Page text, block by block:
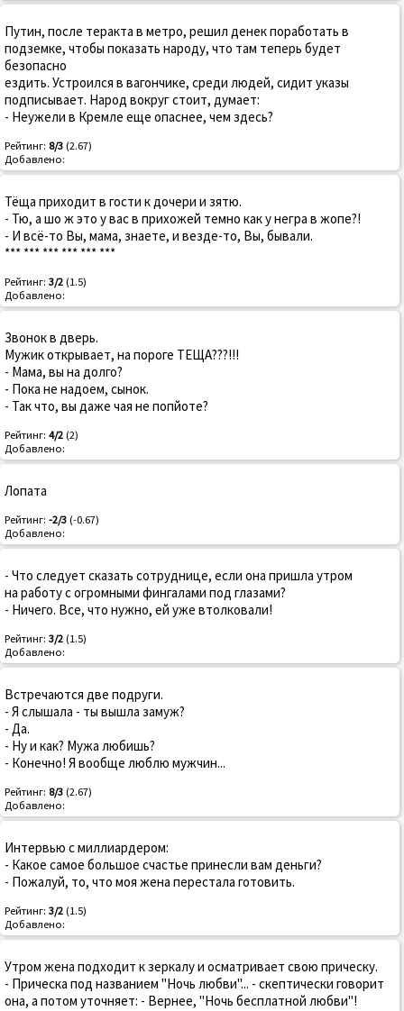
Путин, после теракта в метро, решил денек поработать в
подземке, чтобы показать народу, что там теперь будет
безопасно
ездить. Устроился в вагончике, среди людей, сидит указы
подписывает. Народ вокруг стоит, думает:
- Неужели в Кремле еще опаснее, чем здесь?
Рейтинг: 8/3 (2.67)
Добавлено:
Тёща приходит в гости к дочери и зятю.
- Тю, а шо ж это у вас в прихожей темно как у негра в жопе?!
- И всё-то Вы, мама, знаете, и везде-то, Вы, бывали.
*** *** *** *** *** ***
Рейтинг: 3/2 (1.5)
Добавлено:
Звонок в дверь.
Мужик открывает, на пороге ТЕЩА???!!!
- Мама, вы на долго?
- Пока не надоем, сынок.
- Так что, вы даже чая не попйоте?
Рейтинг: 4/2 (2)
Добавлено:
Лопата
Рейтинг: -2/3 (-0.67)
Добавлено:
- Что следует сказать сотруднице, если она пришла утром
на работу с огромными фингалами под глазами?
- Ничего. Все, что нужно, ей уже втолковали!
Рейтинг: 3/2 (1.5)
Добавлено:
Встречаются две подруги.
- Я слышала - ты вышла замуж?
- Да.
- Ну и как? Мужа любишь?
- Конечно! Я вообще люблю мужчин...
Рейтинг: 8/3 (2.67)
Добавлено:
Интервью с миллиардером:
- Какое самое большое счастье принесли вам деньги?
- Пожалуй, то, что моя жена перестала готовить.
Рейтинг: 3/2 (1.5)
Добавлено:
Утром жена подходит к зеркалу и осматривает свою прическу.
- Прическа под названием "Ночь любви"... - скептически говорит
она, а потом уточняет: - Вернее, "Ночь бесплатной любви"!